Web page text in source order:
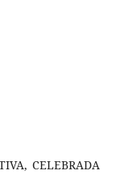
CELEBRADA